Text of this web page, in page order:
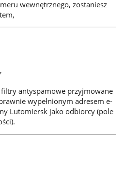
wewnętrznego, zostaniesz
antyspamowe przyjmowane
wypełnionym adresem e-
Lutomiersk jako odbiorcy (pole